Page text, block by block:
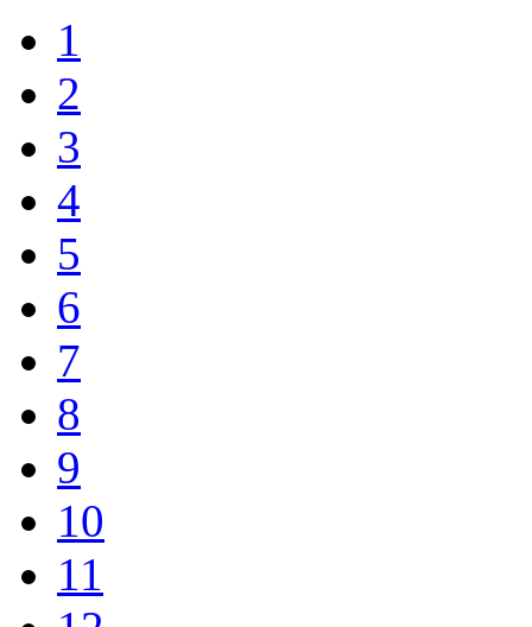
1
2
3
4
5
6
7
8
9
10
11